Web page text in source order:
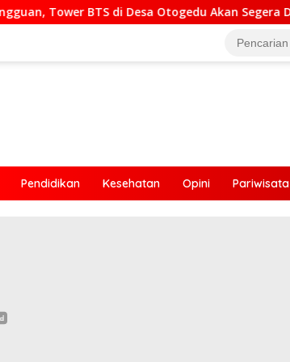
di Desa Otogedu Akan Segera Diperbaiki
Pendidikan Kesehatan Opini Pariwisata